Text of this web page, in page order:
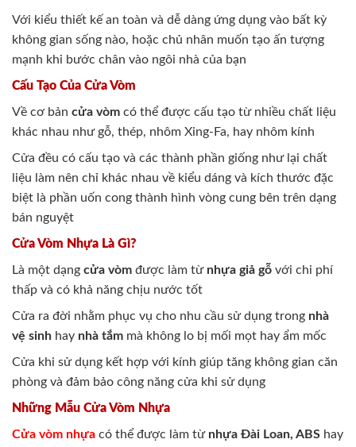
Với kiểu thiết kế an toàn và dễ dàng ứng dụng vào bất kỳ
không gian sống nào, hoặc chủ nhân muốn tạo ấn tượng
mạnh khi bước chân vào ngôi nhà của bạn
Cấu Tạo Của Cửa Vòm
Về cơ bản cửa vòm có thể được cấu tạo từ nhiều chất liệu
khác nhau như gỗ, thép, nhôm Xing-Fa, hay nhôm kính
Cửa đều có cấu tạo và các thành phần giống như lại chất
liệu làm nên chỉ khác nhau về kiểu dáng và kích thước đặc
biệt là phần uốn cong thành hình vòng cung bên trên dạng
bán nguyệt
Cửa Vòm Nhựa Là Gì?
Là một dạng cửa vòm được làm từ nhựa giả gỗ với chi phí
thấp và có khả năng chịu nước tốt
Cửa ra đời nhằm phục vụ cho nhu cầu sử dụng trong nhà
vệ sinh hay nhà tắm mà không lo bị mối mọt hay ẩm mốc
Cửa khi sử dụng kết hợp với kính giúp tăng không gian căn
phòng và đảm bảo công năng cửa khi sử dụng
Những Mẫu Cửa Vòm Nhựa
Cửa vòm nhựa có thể được làm từ nhựa Đài Loan, ABS hay